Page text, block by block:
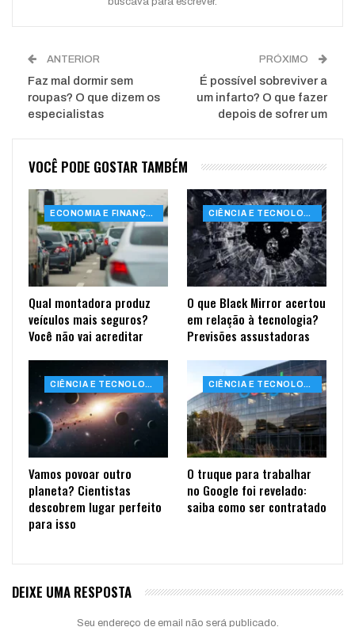
ANTERIOR
Faz mal dormir sem
roupas? O que dizem os
especialistas
PRÓXIMO
É possível sobreviver a
um infarto? O que fazer
depois de sofrer um
VOCÊ PODE GOSTAR TAMBÉM
ECONOMIA E FINANÇAS
Qual montadora produz
veículos mais seguros?
Você não vai acreditar
CIÊNCIA E TECNOLOGIA
O que Black Mirror acertou
em relação à tecnologia?
Previsões assustadoras
CIÊNCIA E TECNOLOGIA
Vamos povoar outro
planeta? Cientistas
descobrem lugar perfeito
para isso
CIÊNCIA E TECNOLOGIA
O truque para trabalhar
no Google foi revelado:
saiba como ser contratado
DEIXE UMA RESPOSTA
Seu endereço de email não será publicado.